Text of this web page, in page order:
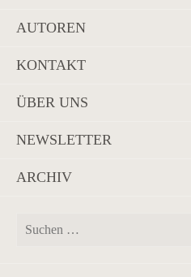
AUTOREN
KONTAKT
ÜBER UNS
NEWSLETTER
ARCHIV